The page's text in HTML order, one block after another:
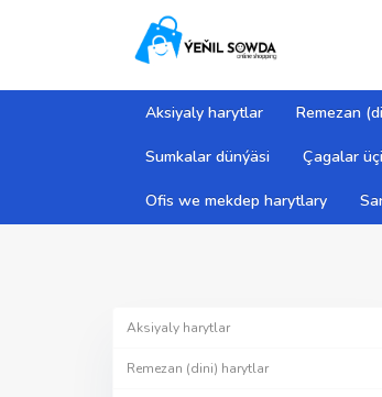
Aksiyaly harytlar Remezan
Sumkalar dünýäsi Çagalar
Ofis we mekdep harytlary
Aksiyaly harytlar
Remezan (dini) harytlar